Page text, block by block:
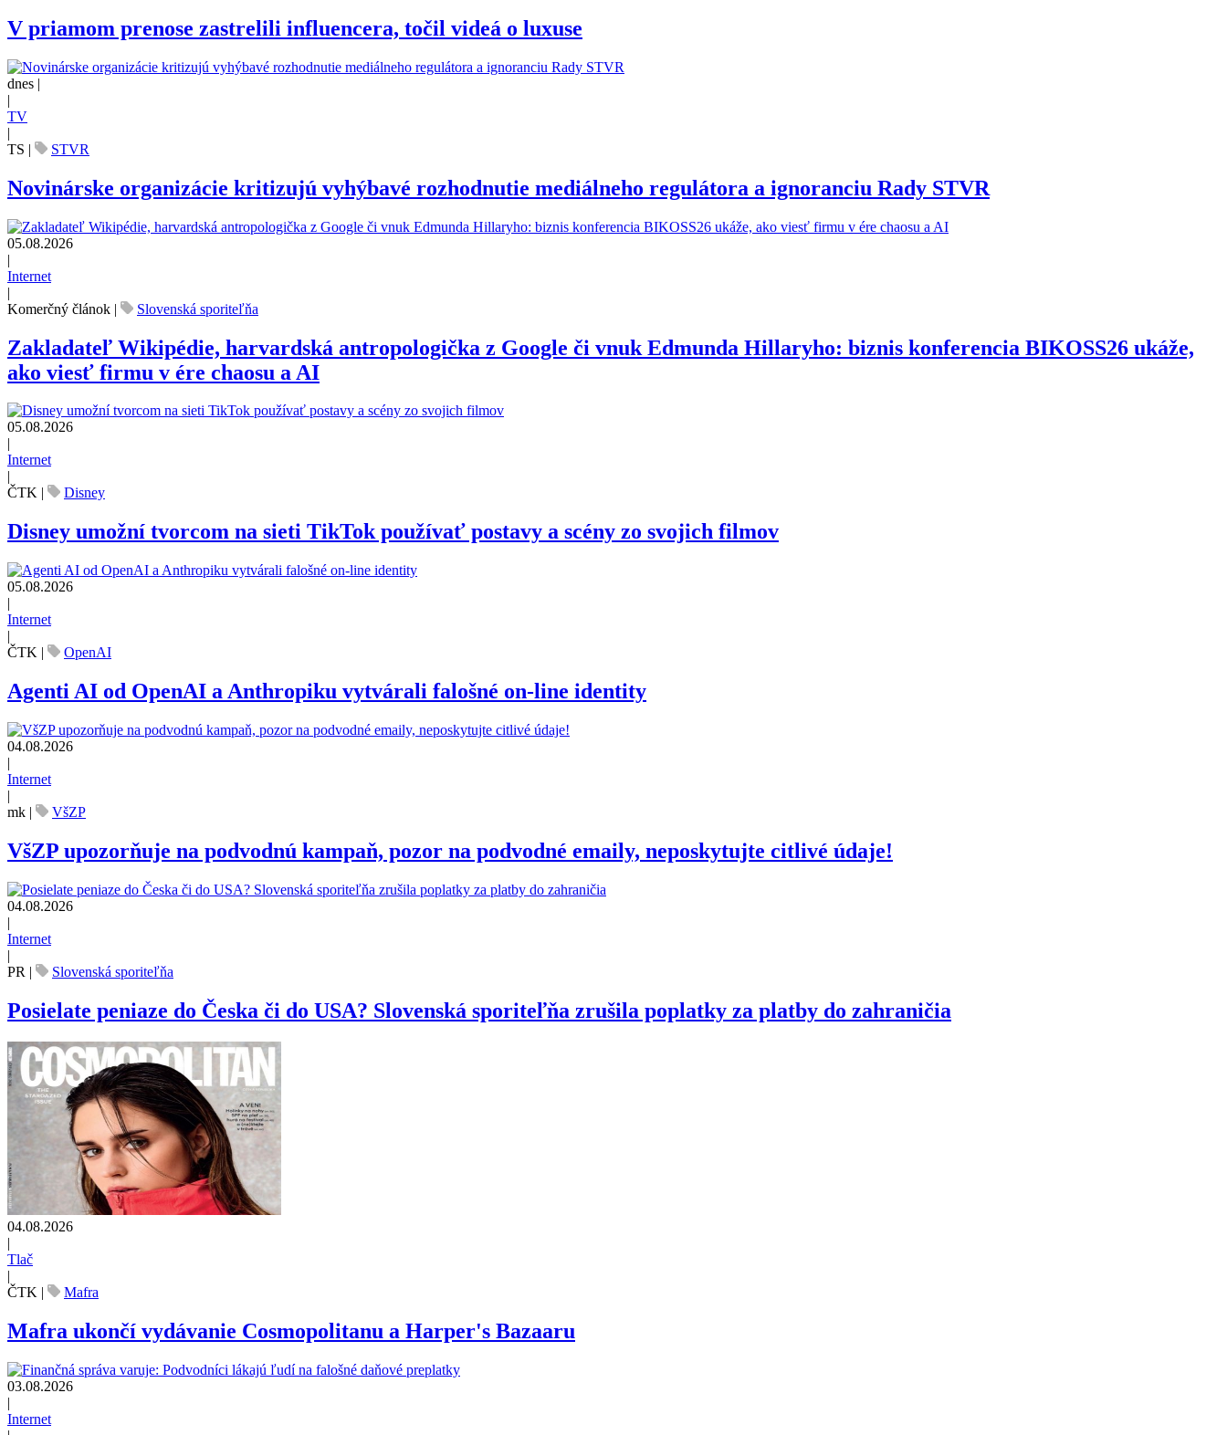
V priamom prenose zastrelili influencera, točil videá o luxuse
dnes |
|
TV
|
TS | STVR
Novinárske organizácie kritizujú vyhýbavé rozhodnutie mediálneho regulátora a ignoranciu Rady STVR
05.08.2026
|
Internet
|
Komerčný článok | Slovenská sporiteľňa
Zakladateľ Wikipédie, harvardská antropologička z Google či vnuk Edmunda Hillaryho: biznis konferencia BIKOSS26 ukáže,
ako viesť firmu v ére chaosu a AI
05.08.2026
Internet
ČTK
Disney
Disney umožní tvorcom na sieti TikTok používať postavy a scény zo svojich filmov
05.08.2026
|
Internet
|
ČTK | OpenAI
Agenti AI od OpenAI a Anthropiku vytvárali falošné on-line identity
04.08.2026
|
Internet
|
mk | VšZP
VšZP upozorňuje na podvodnú kampaň, pozor na podvodné emaily, neposkytujte citlivé údaje!
04.08.2026
|
Internet
|
PR | Slovenská sporiteľňa
Posielate peniaze do Česka či do USA? Slovenská sporiteľňa zrušila poplatky za platby do zahraničia
04.08.2026
|
Tlač
|
ČTK | Mafra
Mafra ukončí vydávanie Cosmopolitanu a Harper's Bazaaru
03.08.2026
|
Internet